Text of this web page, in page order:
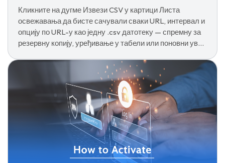
Кликните на дугме Извези CSV у картици Листа
освежавања да бисте сачували сваки URL, интервал и
опцију по URL-у као једну .csv датотеку — спремну за
резервну копију, уређивање у табели или поновни увоз